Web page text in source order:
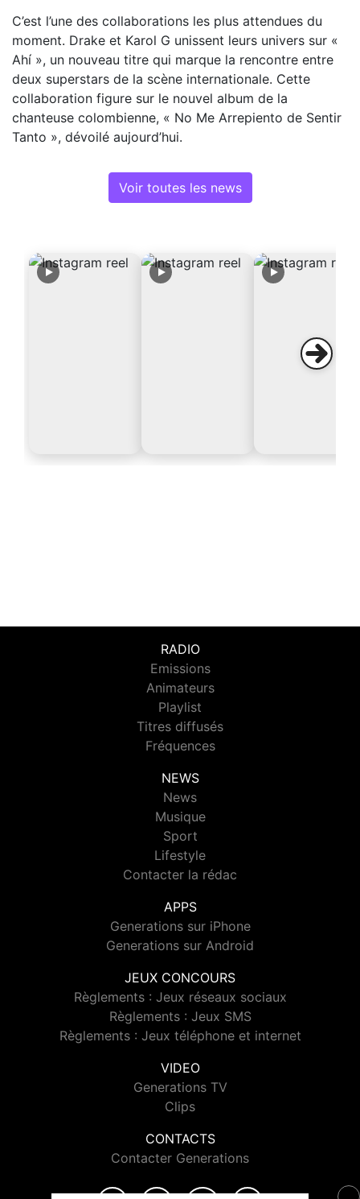
C’est l’une des collaborations les plus attendues du
moment. Drake et Karol G unissent leurs univers sur «
Ahí », un nouveau titre qui marque la rencontre entre
deux superstars de la scène internationale. Cette
collaboration figure sur le nouvel album de la
chanteuse colombienne, « No Me Arrepiento de Sentir
Tanto », dévoilé aujourd’hui.
Voir toutes les news
RADIO
Emissions
Animateurs
Playlist
Titres diffusés
Fréquences
NEWS
News
Musique
Sport
Lifestyle
Contacter la rédac
APPS
Generations sur iPhone
Generations sur Android
JEUX CONCOURS
Règlements : Jeux réseaux sociaux
Règlements : Jeux SMS
Règlements : Jeux téléphone et internet
VIDEO
Generations TV
Clips
CONTACTS
Contacter Generations